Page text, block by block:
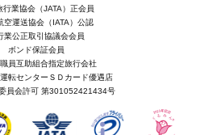
行業協会（JATA）正会員
空運送協会（IATA）公認
業公正取引協議会会員
ボンド保証会員
員互助組合指定旅行会社
転センターＳＤカード優遇店
員会許可 第301052421434号